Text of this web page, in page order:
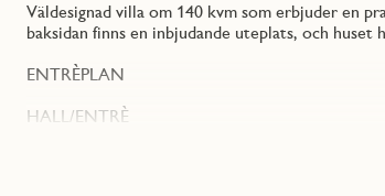
Väldesignad villa om 140 kvm som erbjuder en
baksidan finns en inbjudande uteplats, och
ENTRÈPLAN
HALL/ENTRÈ